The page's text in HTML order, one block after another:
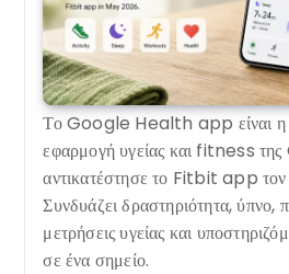
Το Google Health app είναι η
εφαρμογή υγείας και fitness
αντικατέστησε το Fitbit app
Συνδυάζει δραστηριότητα, ύπνο,
μετρήσεις υγείας και
σε ένα σημείο.